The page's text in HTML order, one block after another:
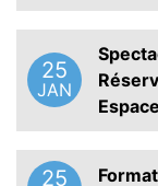
25
JAN
25